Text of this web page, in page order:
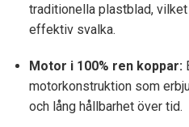
traditionella plastblad,
effektiv svalka.
Motor i 100% ren koppar:
motorkonstruktion som
och lång hållbarhet över tid.